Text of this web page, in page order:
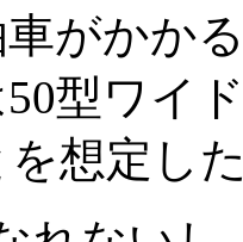
がかか
型ワイ
想定し